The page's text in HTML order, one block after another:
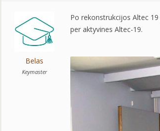
Belas
Keymaster
Po rekonstrukcijos Altec
per aktyvines Altec-19.